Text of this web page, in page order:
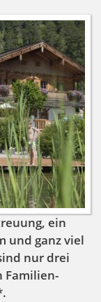
ein
und ganz viel
nur drei
Familien-